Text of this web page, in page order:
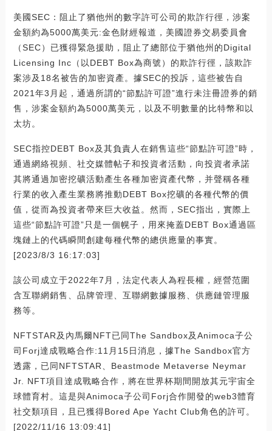
美國SEC：阻止了猶他州的數字許可公司的欺詐行徑，涉案
金額約為5000萬美元:金色財經報道，美國證券交易委員會
（SEC）已獲得緊急援助，阻止了總部位于猶他州的Digital
Licensing Inc（以DEBT Box為商號）的欺詐行徑，該欺詐
案涉及18名被告的加密資產。據SEC的投訴，這些被告自
2021年3月起，通過所謂的“節點許可證”進行未注冊證券的銷
售，涉案金額約為5000萬美元，以及不明數量的比特幣和以
太坊。
SEC指控DEBT Box及其負責人在銷售這些“節點許可證”時，
通過網絡視頻、社交媒體帖子和投資者活動，向投資者承諾
其將通過加密挖礦活動產生各種加密資產代幣，并聲稱各種
行業的收入產生業務將推動DEBT Box挖礦的各種代幣的價
值，從而為投資者帶來巨大收益。然而，SEC指出，實際上
這些“節點許可證”只是一個幌子，用來掩蓋DEBT Box通過區
塊鏈上的代碼瞬間創建每種代幣的總供應量的事實。
[2023/8/3 16:17:03]
該公司成立于2022年7月，法定代表人為程長權，經營范圍
含互聯網銷售、品牌管理、互聯網數據服務、供應鏈管理服
務等。
NFTSTAR及內馬爾NFT已同The Sandbox及Animoca子公
司Forj達成戰略合作:11月15日消息，據The Sandbox官方
透露，已同NFTSTAR、Beastmode Metaverse Neymar
Jr. NFT項目達成戰略合作，將在世界杯期間開放其元宇宙全
球體育村。這是與Animoca子公司Forj合作開發的web3體育
社交類項目，且已獲得Bored Ape Yacht Club角色的許可。
[2022/11/16 13:09:41]